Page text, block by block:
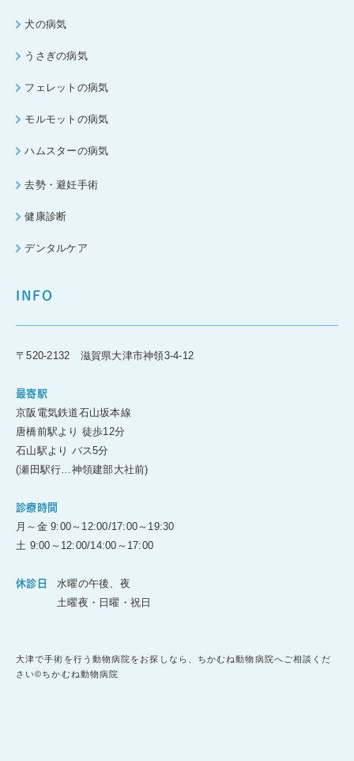
犬の病気
うさぎの病気
フェレットの病気
モルモットの病気
ハムスターの病気
去勢・避妊手術
健康診断
デンタルケア
INFO
〒520-2132 滋賀県大津市神領3-4-12
最寄駅
京阪電気鉄道石山坂本線
唐橋前駅より 徒歩12分
石山駅より バス5分
(瀬田駅行…神領建部大社前)
診療時間
月～金 9:00～12:00/17:00～19:30
土 9:00～12:00/14:00～17:00
休診日
水曜の午後、夜
土曜夜・日曜・祝日
大津で手術を行う動物病院をお探しなら、ちかむね動物病院へご相談くだ
さい©ちかむね動物病院